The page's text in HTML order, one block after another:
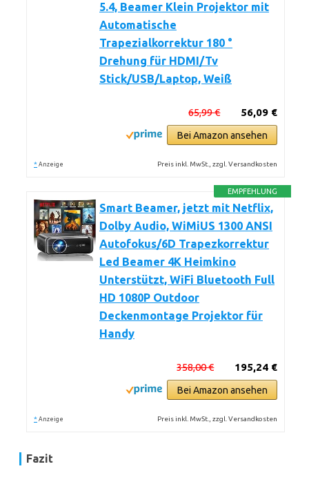
5.4, Beamer Klein Projektor mit
Automatische
Trapezialkorrektur 180 °
Drehung für HDMI/Tv
Stick/USB/Laptop, Weiß
56,09 €
65,99 €
Bei Amazon ansehen
* Anzeige Preis inkl. MwSt., zzgl. Versandkosten
EMPFEHLUNG
Smart Beamer, jetzt mit Netflix,
Dolby Audio, WiMiUS 1300 ANSI
Autofokus/6D Trapezkorrektur
Led Beamer 4K Heimkino
Unterstützt, WiFi Bluetooth Full
HD 1080P Outdoor
Deckenmontage Projektor für
Handy
195,24 €
358,00 €
Bei Amazon ansehen
* Anzeige Preis inkl. MwSt., zzgl. Versandkosten
Fazit